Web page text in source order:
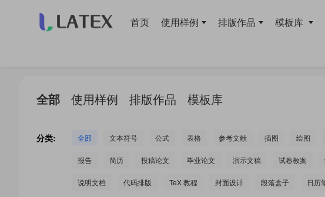
首页 使用样例 排版作品 模板库
全部 使用样例 排版作品 模板库
分类: 全部 文本符号 公式 表格 参考文献 插图 绘图
报告 简历 投稿论文 毕业论文 演示文稿 试卷教案
说明文档 代码排版 TeX 教程 封面设计 段落盒子 日历